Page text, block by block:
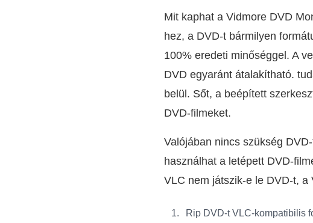
Mit kaphat a Vidmore DVD
hez, a DVD-t bármilyen
100% eredeti minőséggel. A
DVD egyaránt átalakítható.
belül. Sőt, a beépített
DVD-filmeket.
Valójában nincs szükség
használhat a letépett DVD-
VLC nem játszik-e le DVD-t,
Rip DVD-t VLC-kompatibilis